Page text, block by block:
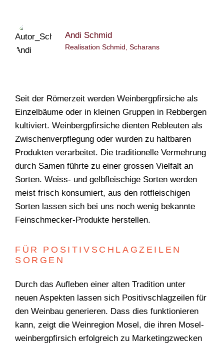
Andi Schmid
Realisation Schmid, Scharans
Seit der Römerzeit werden Weinbergpfirsiche als
Einzelbäume oder in kleinen Gruppen in Rebbergen
kultiviert. Weinberg­pfirsiche dienten Rebleuten als
Zwischenverpflegung oder wurden zu haltbaren
Produkten verarbeitet. Die traditionelle Vermehrung
durch Samen führte zu einer grossen Vielfalt an
Sorten. Weiss- und gelbfleischige Sorten werden
meist frisch konsumiert, aus den rotfleischigen
Sorten lassen sich bei uns noch wenig bekannte
Feinschmecker-Produkte herstellen.
FÜR POSITIVSCHLAGZEILEN
SORGEN
Durch das Aufleben einer alten Tradition unter
neuen Aspekten ­lassen sich Positivschlagzeilen für
den Weinbau generieren. Dass dies funktionieren
kann, zeigt die Weinregion Mosel, die ihren Mosel­
weinbergpfirsich erfolgreich zu Marketingzwecken